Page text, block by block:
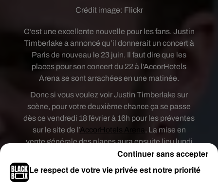
Crédit image: Flickr
C’est une excellente nouvelle pour les fans. Justin
Timberlake a annoncé qu’il donnerait un concert à
Paris de nouveau le 23 juin. Il faut dire que les
places pour son concert du 22 à l’AccorHotels
Arena se sont arrachées en une matinée.
Donc si vous voulez voir Justin Timberlake sur
scène, pour votre deuxième chance ça se passe
dès ce vendredi 18 février à 16h pour les préventes
sur le site de l’AccorHotels Arena . La mise en
vente générale des places aura ensuite lieu lundi
19 février à 10h.
Le respect de votre vie privée est notre priorité
Continuer sans accepter